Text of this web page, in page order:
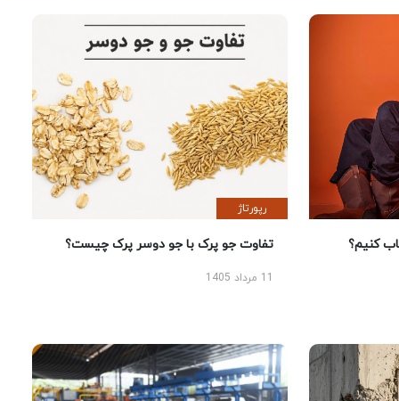
کنیم؟
رپورتاژ
تفاوت جو پرک با جو دوسر پرک چیست؟